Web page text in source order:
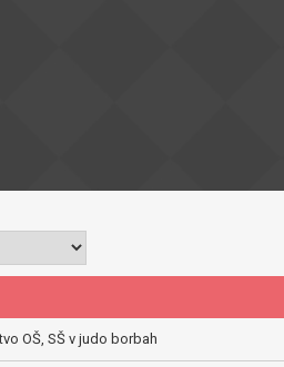
OŠ, SŠ v judo borbah